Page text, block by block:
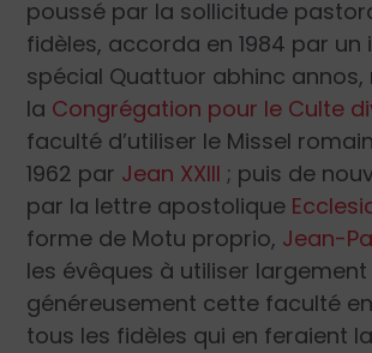
poussé par la sollicitude
fidèles, accorda en 1984 par un
spécial Quattuor abhinc annos,
la Congrégation pour le Culte
faculté d’utiliser le Missel
1962 par Jean XXIII ; puis de
par la lettre apostolique
forme de Motu proprio, Jean-
les évêques à utiliser
généreusement cette faculté
tous les fidèles qui en feraient